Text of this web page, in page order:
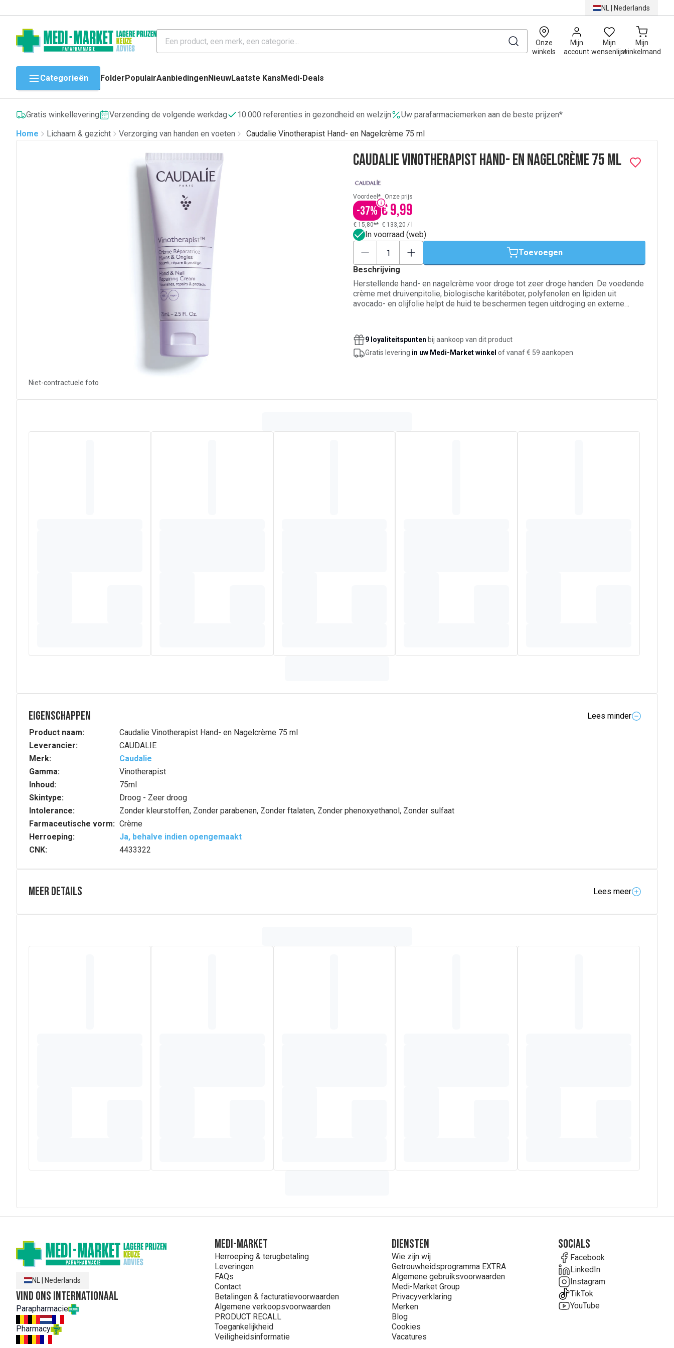
NL | Nederlands
Onze
winkels
Mijn
account
Mijn
wensenlijst
Mijn
winkelmand
0
Categorieën FolderPopulairAanbiedingenNieuwLaatste KansMedi-Deals
Gratis winkellevering Verzending de volgende werkdag 10.000 referenties in gezondheid en welzijn
Uw parafarmaciemerken aan de beste prijzen*
Home
Lichaam & gezicht Verzorging van handen en voeten Caudalie Vinotherapist Hand- en Nagelcrème 75 ml
Niet-contractuele foto
Caudalie Vinotherapist Hand- en Nagelcrème 75 ml
Voordeel*
-37%
Onze prijs
€ 9,99
€ 15,80** € 133,20 /
In voorraad (web)
Toevoegen
Beschrijving
Herstellende hand- en nagelcrème voor droge tot zeer droge handen. De voedende
crème met druivenpitolie, biologische karitéboter, polyfenolen en lipiden uit
avocado- en olijfolie helpt de huid te beschermen tegen uitdroging en externe
laat geen vet aanvoelen na. Zo vaak aanbrengen als nodig.
9 loyaliteitspunten bij aankoop van dit product
Gratis levering in uw Medi-Market winkel of vanaf € 59 aankopen
Eigenschappen
Lees minder
Product naam:
Caudalie Vinotherapist Hand- en Nagelcrème 75 ml
Leverancier:
CAUDALIE
Merk:
Caudalie
Gamma:
Vinotherapist
Inhoud:
75ml
Skintype:
Droog - Zeer droog
Intolerance:
Zonder kleurstoffen, Zonder parabenen, Zonder ftalaten, Zonder phenoxyethanol, Zonder sulfaat
Farmaceutische vorm: Crème
Herroeping:
Ja, behalve indien opengemaakt
CNK:
4433322
Meer details
Lees meer
De Vinotherapist™ Herstellende Hand- en Nagelcrème voedt en herstelt droge handen zonder een vette film na te laten en beschermt ze tegen uitdroging en aanvallen van
aqua/water/eau, glycerin, cetearyl alcohol, vitis vinifera (grape) seed oil, glyceryl stearate, butyrospermum parkii (shea) butter extract, palmitoyl grape seed extract, sodium
NL Nederlands
Vind ons internationaal
Parapharmacie
Pharmacy
MEDI-MARKET
Herroeping & terugbetaling
Leveringen
FAQs
Contact
Betalingen & facturatievoorwaarden
Algemene verkoopsvoorwaarden
PRODUCT RECALL
Toegankelijkheid
Veiligheidsinformatie
Diensten
Wie zijn wij
Getrouwheidsprogramma EXTRA
Algemene gebruiksvoorwaarden
Medi-Market Group
Privacyverklaring
Merken
Blog
Cookies
Vacatures
Socials
Facebook
LinkedIn
Instagram
TikTok
YouTube